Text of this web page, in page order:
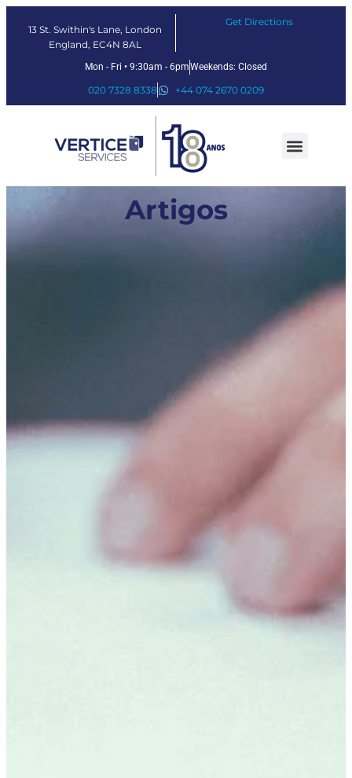
13 St. Swithin's Lane, London
England, EC4N 8AL
Get Directions
Mon - Fri • 9:30am - 6pmWeekends: Closed
020 7328 8338 +44 074 2670 0209
Artigos